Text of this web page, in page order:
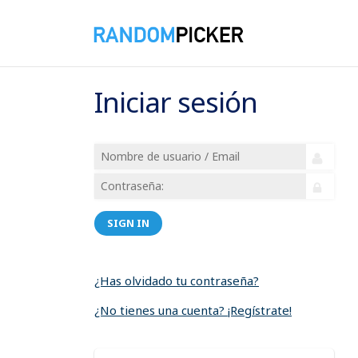
Iniciar sesión
SIGN IN
¿Has olvidado tu contraseña?
¿No tienes una cuenta? ¡Regístrate!